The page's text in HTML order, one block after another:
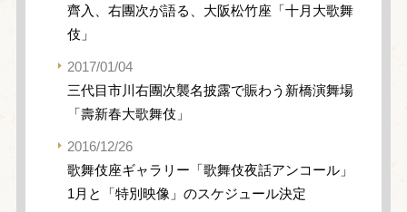
齊入、右團次が語る、大阪松竹座「十月大歌舞
伎」
2017/01/04
三代目市川右團次襲名披露で賑わう新橋演舞場
「壽新春大歌舞伎」
2016/12/26
歌舞伎座ギャラリー「歌舞伎夜話アンコール」
1月と「特別映像」のスケジュール決定